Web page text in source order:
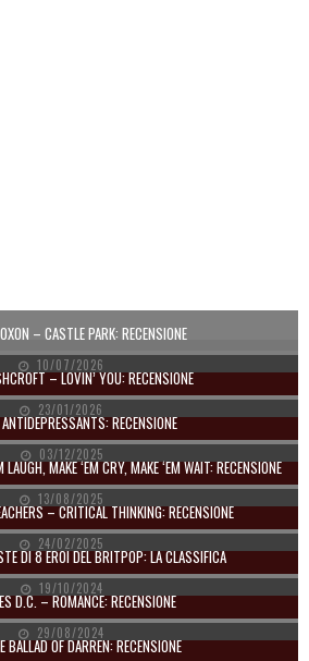
– CASTLE PARK: RECENSIONE
10/07/2026
– LOVIN’ YOU: RECENSIONE
23/01/2026
RECENSIONE
03/12/2025
MAKE ‘EM CRY, MAKE ‘EM WAIT: RECENSIONE
13/08/2025
– CRITICAL THINKING: RECENSIONE
24/02/2025
DI 8 EROI DEL BRITPOP: LA CLASSIFICA
19/10/2024
D.C. – ROMANCE: RECENSIONE
29/08/2024
BALLAD OF DARREN: RECENSIONE